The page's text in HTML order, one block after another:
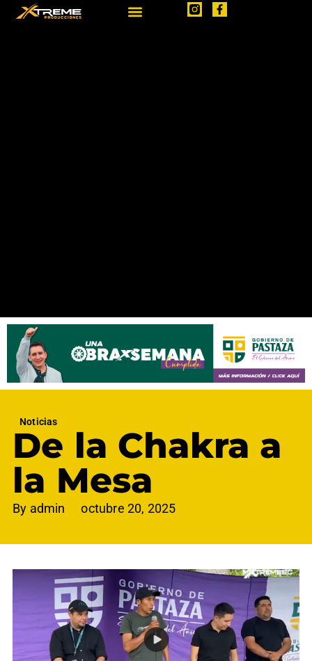
Noticias
De la Chakra a
la Mesa
By admin octubre 20, 2025